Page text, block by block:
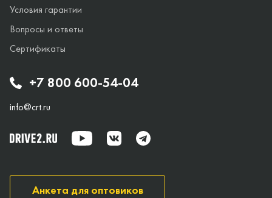
+7 800 600-54-04
info@crt.ru
Условия гарантии
Вопросы и ответы
Сертификаты
Анкета для оптовиков